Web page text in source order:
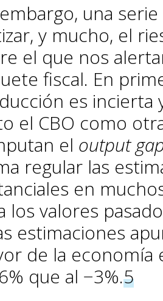
una
y mucho, el
el que nos
fiscal. En
es incierta
el CBO como
el output
regular las
en
los valores
estimaciones
de la economía
que al −3%.5